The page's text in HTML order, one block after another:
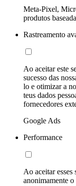
Meta-Pixel,
produtos
Rastreamento
Ao aceitar este
sucesso das
lo e otimizar a
teus dados
fornecedores
Google Ads
Performance
Ao aceitar esses
anonimamente